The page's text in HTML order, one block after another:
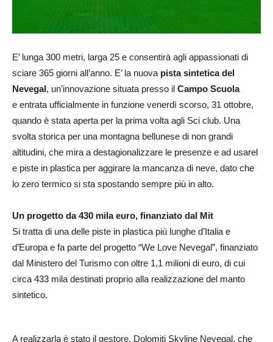
E’ lunga 300 metri, larga 25 e consentirà agli appassionati di
sciare 365 giorni all’anno. E’ la nuova pista sintetica del
Nevegal, un’innovazione situata presso il Campo Scuola
e entrata ufficialmente in funzione venerdì scorso, 31 ottobre,
quando è stata aperta per la prima volta agli Sci club. Una
svolta storica per una montagna bellunese di non grandi
altitudini, che mira a destagionalizzare le presenze e ad usarel
e piste in plastica per aggirare la mancanza di neve, dato che
lo zero termico si sta spostando sempre più in alto.
Un progetto da 430 mila euro, finanziato dal Mit
Si tratta di una delle piste in plastica più lunghe d’Italia e
d’Europa e fa parte del progetto “We Love Nevegal”, finanziato
dal Ministero del Turismo con oltre 1,1 milioni di euro, di cui
circa 433 mila destinati proprio alla realizzazione del manto
sintetico.
A realizzarla è stato il gestore, Dolomiti Skyline Nevegal, che